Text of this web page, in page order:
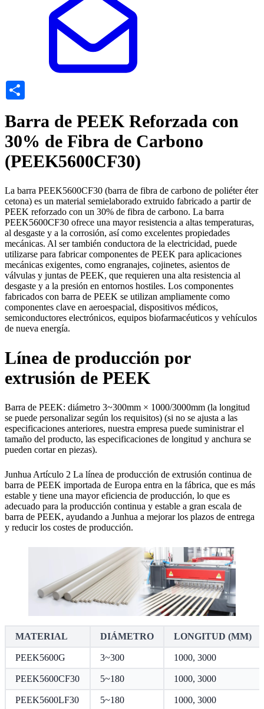
Barra de PEEK Reforzada con
30% de Fibra de Carbono
(PEEK5600CF30)
La barra PEEK5600CF30 (barra de fibra de carbono de poliéter éter
cetona) es un material semielaborado extruido fabricado a partir de
PEEK reforzado con un 30% de fibra de carbono. La barra
PEEK5600CF30 ofrece una mayor resistencia a altas temperaturas,
al desgaste y a la corrosión, así como excelentes propiedades
mecánicas. Al ser también conductora de la electricidad, puede
utilizarse para fabricar componentes de PEEK para aplicaciones
mecánicas exigentes, como engranajes, cojinetes, asientos de
válvulas y juntas de PEEK, que requieren una alta resistencia al
desgaste y a la presión en entornos hostiles. Los componentes
fabricados con barra de PEEK se utilizan ampliamente como
componentes clave en aeroespacial, dispositivos médicos,
semiconductores electrónicos, equipos biofarmacéuticos y vehículos
de nueva energía.
Línea de producción por
extrusión de PEEK
Barra de PEEK: diámetro 3~300mm × 1000/3000mm (la longitud
se puede personalizar según los requisitos) (si no se ajusta a las
especificaciones anteriores, nuestra empresa puede suministrar el
tamaño del producto, las especificaciones de longitud y anchura se
pueden cortar en piezas).
Junhua Artículo 2 La línea de producción de extrusión continua de
barra de PEEK importada de Europa entra en la fábrica, que es más
estable y tiene una mayor eficiencia de producción, lo que es
adecuado para la producción continua y estable a gran escala de
barra de PEEK, ayudando a Junhua a mejorar los plazos de entrega
y reducir los costes de producción.
MATERIAL DIÁMETRO LONGITUD (MM)
PEEK5600G 3~300 1000, 3000
PEEK5600CF30 5~180 1000, 3000
PEEK5600LF30 5~180 1000, 3000